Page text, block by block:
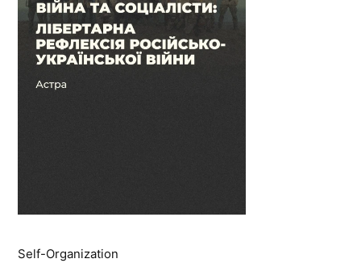
Self-Organization